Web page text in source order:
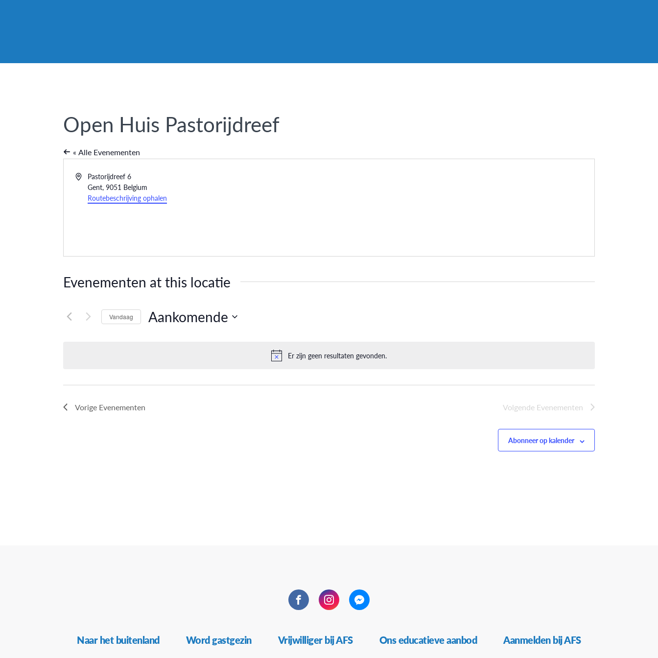
Bericht
Er zijn geen resultaten gevonden.
Open Huis Pastorijdreef
« Alle Evenementen
AdresPastorijdreef 6
Gent, 9051 Belgium
Routebeschrijving ophalen
Evenementen at this locatie
Vandaag Aankomende
Vorige Evenementen Volgende Evenementen
Abonneer op kalender
FacebookInstagramMessenger
Naar het buitenland Word gastgezin Vrijwilliger bij AFS Ons educatieve aanbod Aanmelden bij AFS